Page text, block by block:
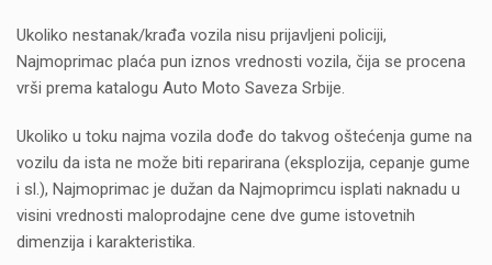
Ukoliko nestanak/krađa vozila nisu prijavljeni policiji,
Najmoprimac plaća pun iznos vrednosti vozila, čija se procena
vrši prema katalogu Auto Moto Saveza Srbije.
Ukoliko u toku najma vozila dođe do takvog oštećenja gume na
vozilu da ista ne može biti reparirana (eksplozija, cepanje gume
i sl.), Najmoprimac je dužan da Najmoprimcu isplati naknadu u
visini vrednosti maloprodajne cene dve gume istovetnih
dimenzija i karakteristika.